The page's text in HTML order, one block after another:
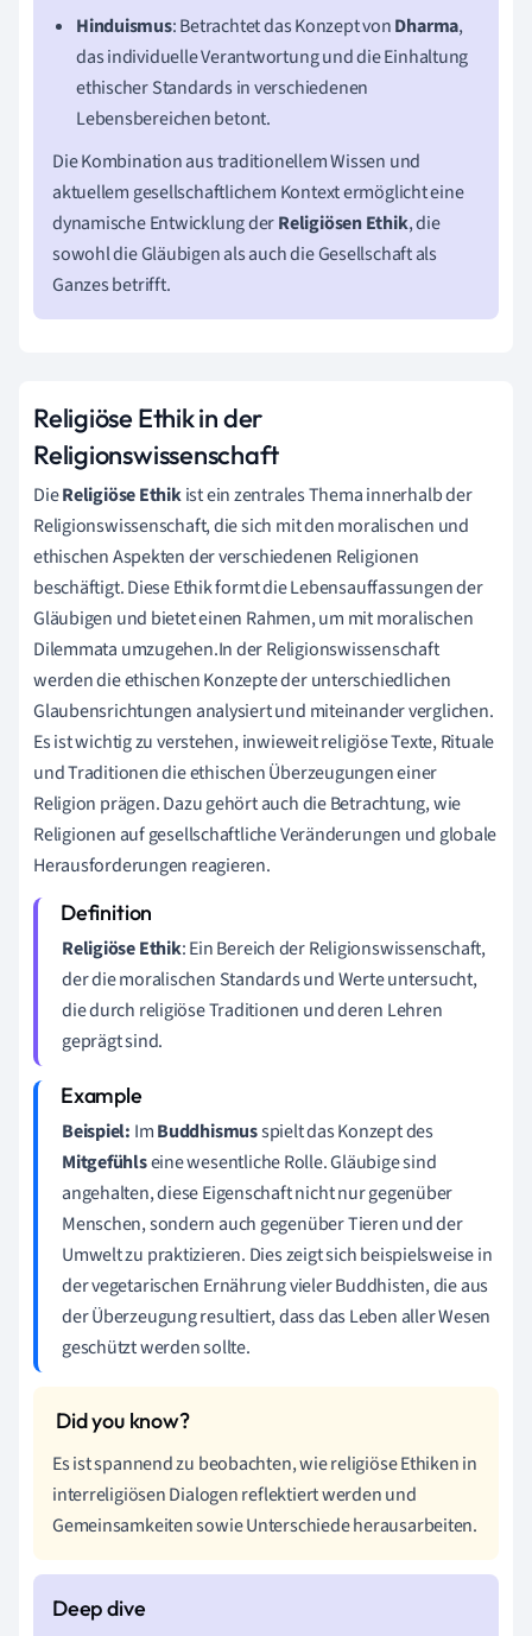
Hinduismus: Betrachtet das Konzept vonDharma,
das individuelle Verantwortung und die Einhaltung
ethischer Standards in verschiedenen
Lebensbereichen betont.
Die Kombination aus traditionellem Wissen und
aktuellem gesellschaftlichem Kontext ermöglicht eine
dynamische Entwicklung derReligiösen Ethik, die
sowohl die Gläubigen als auch die Gesellschaft als
Ganzes betrifft.
Religiöse Ethik in der
Religionswissenschaft
DieReligiöse Ethikist ein zentrales Thema innerhalb der
Religionswissenschaft, die sich mit den moralischen und
ethischen Aspekten der verschiedenen Religionen
beschäftigt. Diese Ethik formt die Lebensauffassungen der
Gläubigen und bietet einen Rahmen, um mit moralischen
Dilemmata umzugehen.In der Religionswissenschaft
werden die ethischen Konzepte der unterschiedlichen
Glaubensrichtungen analysiert und miteinander verglichen.
Es ist wichtig zu verstehen, inwieweit religiöse Texte, Rituale
und Traditionen die ethischen Überzeugungen einer
Religion prägen. Dazu gehört auch die Betrachtung, wie
Religionen auf gesellschaftliche Veränderungen und globale
Herausforderungen reagieren.
Religiöse Ethik: Ein Bereich der Religionswissenschaft,
der die moralischen Standards und Werte untersucht,
die durch religiöse Traditionen und deren Lehren
geprägt sind.
Beispiel: ImBuddhismusspielt das Konzept des
Mitgefühlseine wesentliche Rolle. Gläubige sind
angehalten, diese Eigenschaft nicht nur gegenüber
Menschen, sondern auch gegenüber Tieren und der
Umwelt zu praktizieren. Dies zeigt sich beispielsweise in
der vegetarischen Ernährung vieler Buddhisten, die aus
der Überzeugung resultiert, dass das Leben aller Wesen
geschützt werden sollte.
Es ist spannend zu beobachten, wie religiöse Ethiken in
interreligiösen Dialogen reflektiert werden und
Gemeinsamkeiten sowie Unterschiede herausarbeiten.